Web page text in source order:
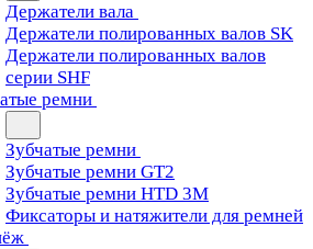
Держатели вала
Держатели полированных валов SK
Держатели полированных валов
серии SHF
ремни
Зубчатые ремни
Зубчатые ремни GT2
Зубчатые ремни HTD 3M
Фиксаторы и натяжители для ремней